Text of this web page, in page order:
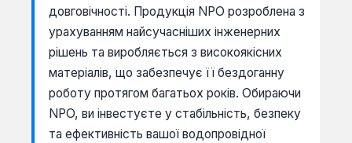
довговічності. Продукція NPO розроблена з
урахуванням найсучасніших інженерних
рішень та виробляється з високоякісних
матеріалів, що забезпечує її бездоганну
роботу протягом багатьох років. Обираючи
NPO, ви інвестуєте у стабільність, безпеку
та ефективність вашої водопровідної